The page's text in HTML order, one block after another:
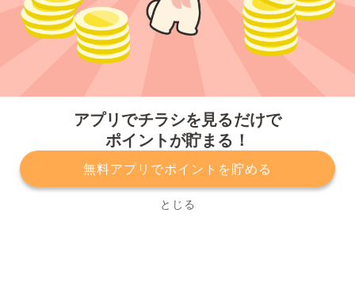
アプリでチラシを見るだけで
ポイントが貯まる！
無料アプリでポイントを貯める
とじる
プライバシーポリシー 利用規約
運営会社
サービスに関してのお問い合わせ